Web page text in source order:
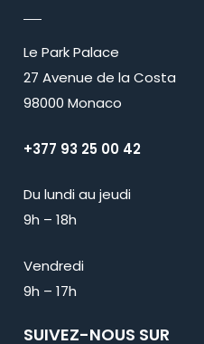
Le Park Palace
27 Avenue de la Costa
98000 Monaco
+377 93 25 00 42
Du lundi au jeudi
9h – 18h
Vendredi
9h – 17h
SUIVEZ-NOUS SUR